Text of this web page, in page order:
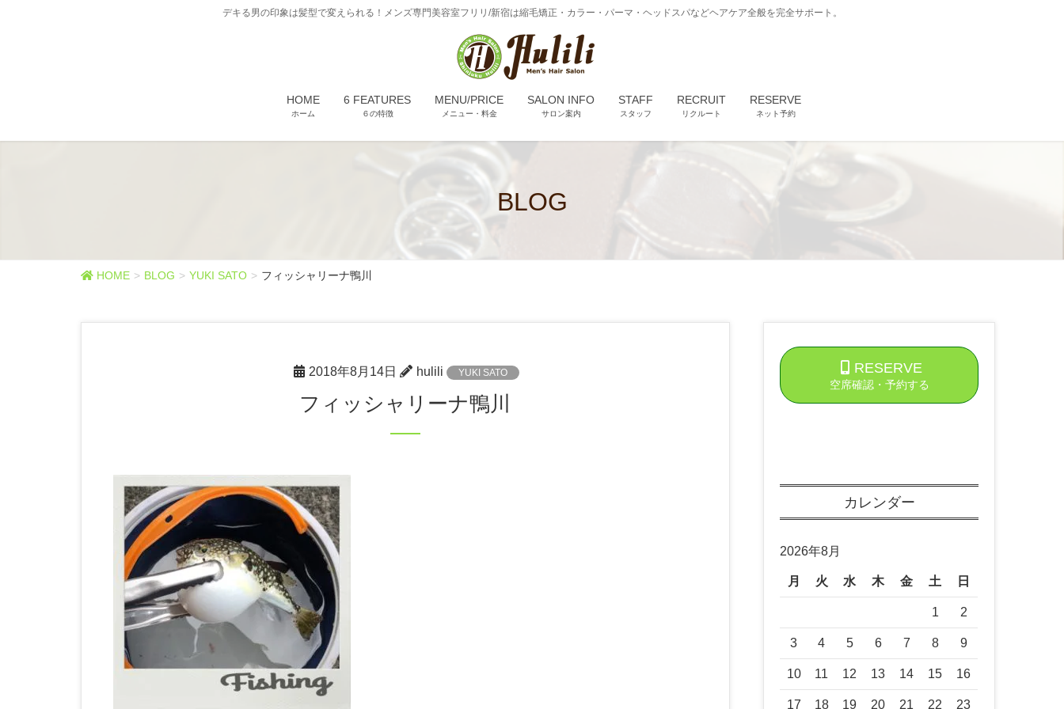
デキる男の印象は髪型で変えられる！メンズ専門美容室フリリ/新宿は縮毛矯正・カラー・パーマ・ヘッドスパなどヘアケア全般を完全サポート。
HOME
ホーム
6 FEATURES
６の特徴
MENU/PRICE
メニュー・料金
SALON INFO
サロン案内
STAFF
スタッフ
RECRUIT
リクルート
RESERVE
ネット予約
BLOG
HOME BLOG YUKI SATO フィッシャリーナ鴨川
2018年8月14日 hulili YUKI SATO
フィッシャリーナ鴨川
RESERVE
空席確認・予約する
カレンダー
2026年8月
月 火 水 木 金 土 日
1 2
3 4 5 6 7 8 9
10 11 12 13 14 15 16
17 18 19 20 21 22 23